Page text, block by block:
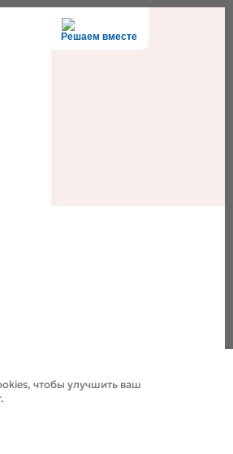
Решаем вместе
чтобы улучшить ваш